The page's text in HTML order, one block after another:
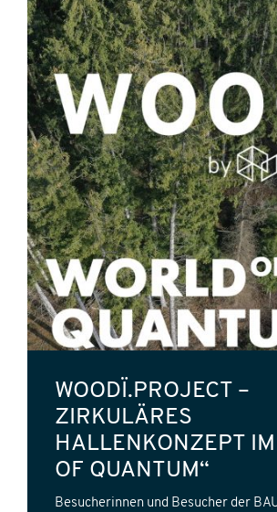
WOODÏ.PROJECT –
ZIRKULÄRES
HALLENKONZEPT IM
OF QUANTUM“
Besucherinnen und Besucher der